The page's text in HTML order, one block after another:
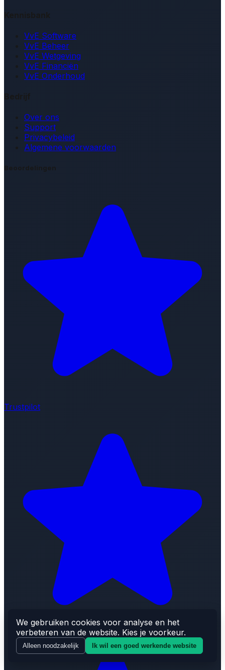
We gebruiken cookies voor analyse en het
verbeteren van de website. Kies je voorkeur.
Alleen noodzakelijk Ik wil een goed werkende website
Kennisbank
VvE Software
VvE Beheer
VvE Wetgeving
VvE Financiën
VvE Onderhoud
Bedrijf
Over ons
Support
Privacybeleid
Algemene voorwaarden
Beoordelingen
Trustpilot